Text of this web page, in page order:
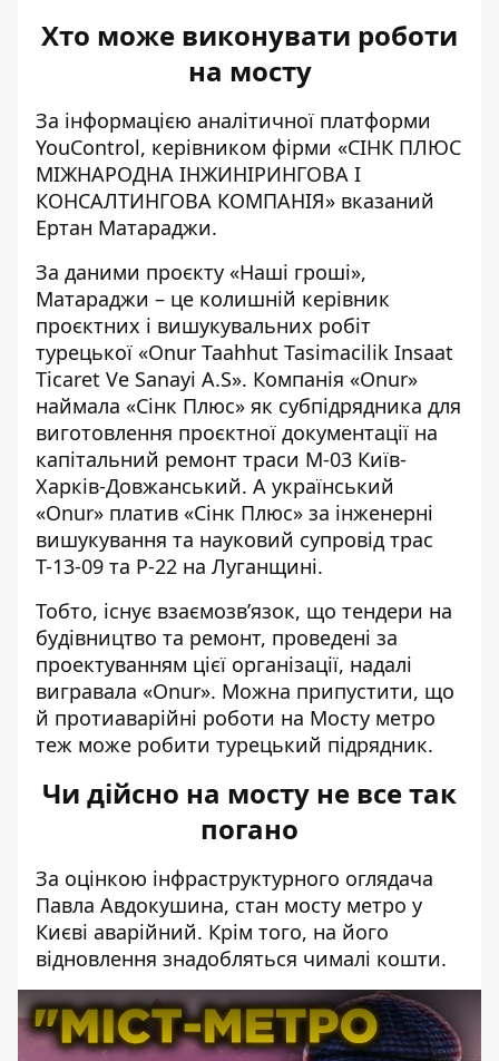
Хто може виконувати роботи
на мосту
За інформацією аналітичної платформи
YouControl, керівником фірми «СІНК ПЛЮС
МІЖНАРОДНА ІНЖИНІРИНГОВА І
КОНСАЛТИНГОВА КОМПАНІЯ» вказаний
Ертан Матараджи.
За даними проєкту «Наші гроші»,
Матараджи – це колишній керівник
проєктних і вишукувальних робіт
турецької «Onur Taahhut Tasimacilik Insaat
Ticaret Ve Sanayi A.S». Компанія «Onur»
наймала «Сінк Плюс» як субпідрядника для
виготовлення проєктної документації на
капітальний ремонт траси М-03 Київ-
Харків-Довжанський. А український
«Onur» платив «Сінк Плюс» за інженерні
вишукування та науковий супровід трас
Т-13-09 та Р-22 на Луганщині.
Тобто, існує взаємозв’язок, що тендери на
будівництво та ремонт, проведені за
проектуванням цієї організації, надалі
вигравала «Onur». Можна припустити, що
й протиаварійні роботи на Мосту метро
теж може робити турецький підрядник.
Чи дійсно на мосту не все так
погано
За оцінкою інфраструктурного оглядача
Павла Авдокушина, стан мосту метро у
Києві аварійний. Крім того, на його
відновлення знадобляться чималі кошти.